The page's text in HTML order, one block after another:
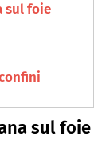
sul foie
sul foie